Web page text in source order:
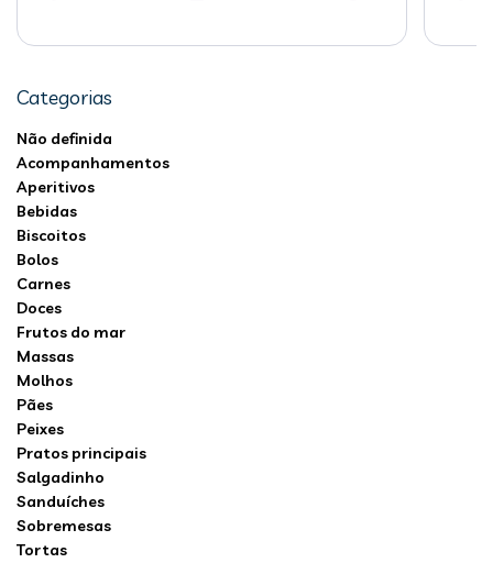
Categorias
Não definida
Acompanhamentos
Aperitivos
Bebidas
Biscoitos
Bolos
Carnes
Doces
Frutos do mar
Massas
Molhos
Pães
Peixes
Pratos principais
Salgadinho
Sanduíches
Sobremesas
Tortas